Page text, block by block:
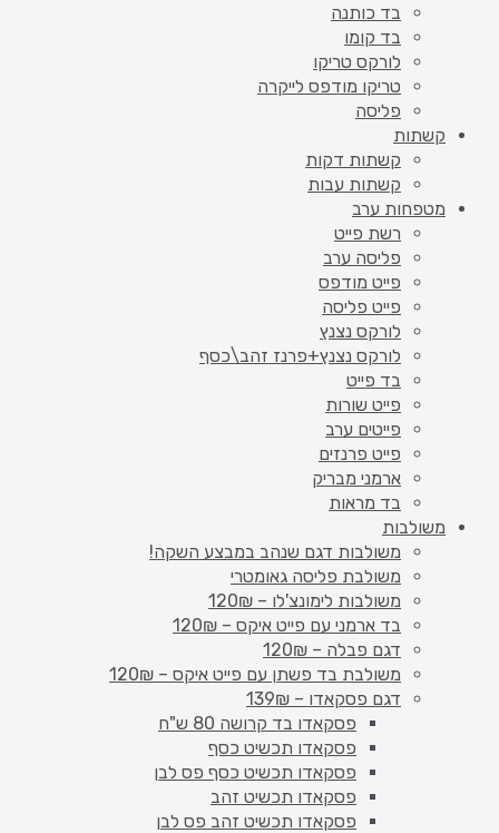
בד כותנה
בד קומו
לורקס טריקו
טריקו מודפס לייקרה
פליסה
קשתות
קשתות דקות
קשתות עבות
מטפחות ערב
רשת פייט
פליסה ערב
פייט מודפס
פייט פליסה
לורקס נצנץ
לורקס נצנץ+פרנז זהב\כסף
בד פייט
פייט שורות
פייטים ערב
פייט פרנזים
ארמני מבריק
בד מראות
משולבות
משולבות דגם שנהב במבצע השקה!
משולבת פליסה גאומטרי
משולבות לימונצ'לו – 120₪
בד ארמני עם פייט איקס – 120₪
דגם פבלה – 120₪
משולבת בד פשתן עם פייט איקס – 120₪
דגם פסקאדו – 139₪
פסקאדו בד קרושה 80 ש"ח
פסקאדו תכשיט כסף
פסקאדו תכשיט כסף פס לבן
פסקאדו תכשיט זהב
פסקאדו תכשיט זהב פס לבן